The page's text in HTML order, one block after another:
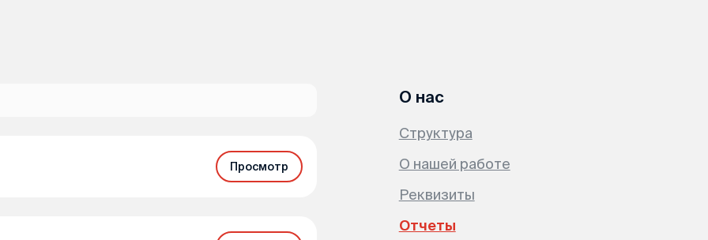
О нас
Структура
О нашей работе
Реквизиты
Отчеты
Просмотр